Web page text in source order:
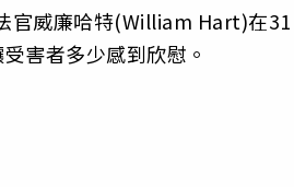
官威廉哈特(William Hart)在
害者多少感到欣慰。